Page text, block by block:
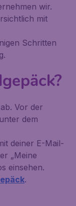
wir.
mit
Schritten
Vor der
dem
deiner E-Mail-
„Meine
einsehen.
.